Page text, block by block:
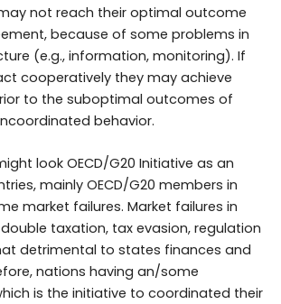
not reach their optimal outcome
because of some problems in
(e.g., information, monitoring). If
cooperatively they may achieve
to the suboptimal outcomes of
behavior.
look OECD/G20 Initiative as an
mainly OECD/G20 members in
market failures. Market failures in
taxation, tax evasion, regulation
detrimental to states finances and
nations having an/some
is the initiative to coordinated their